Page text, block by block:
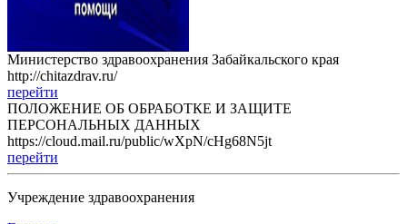
Министерство здравоохранения Забайкальского края
http://chitazdrav.ru/
перейти
ПОЛОЖЕНИЕ ОБ ОБРАБОТКЕ И ЗАЩИТЕ
ПЕРСОНАЛЬНЫХ ДАННЫХ
https://cloud.mail.ru/public/wXpN/cHg68N5jt
перейти
Учреждение здравоохранения